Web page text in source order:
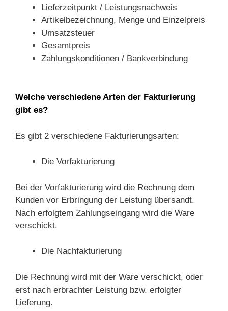
Lieferzeitpunkt / Leistungsnachweis
Artikelbezeichnung, Menge und Einzelpreis
Umsatzsteuer
Gesamtpreis
Zahlungskonditionen / Bankverbindung
Welche verschiedene Arten der Fakturierung
gibt es?
Es gibt 2 verschiedene Fakturierungsarten:
Die Vorfakturierung
Bei der Vorfakturierung wird die Rechnung dem
Kunden vor Erbringung der Leistung übersandt.
Nach erfolgtem Zahlungseingang wird die Ware
verschickt.
Die Nachfakturierung
Die Rechnung wird mit der Ware verschickt, oder
erst nach erbrachter Leistung bzw. erfolgter
Lieferung.